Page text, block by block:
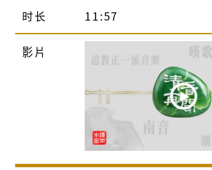
时长 11:57
影片